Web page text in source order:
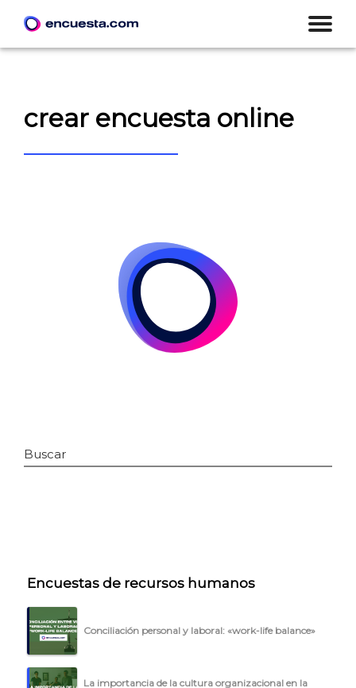
INICIO
CÓMO FUNCIONA
PLANTILLAS
PRECIOS
crear encuesta online
Buscar
Encuestas de recursos humanos
Conciliación personal y laboral: «work-life balance»
La importancia de la cultura organizacional en la